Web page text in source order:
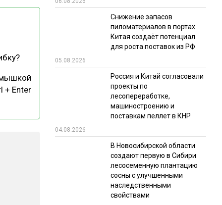
ИТОГИ МЕРОПРИЯТИЙ
+ Enter
Снижение запасов
пиломатериалов в портах
Китая создаёт потенциал
для роста поставок из РФ
05.08.2026
Россия и Китай согласовали
проекты по
лесопереработке,
машиностроению и
поставкам пеллет в КНР
04.08.2026
В Новосибирской области
создают первую в Сибири
лесосеменную плантацию
сосны с улучшенными
наследственными
свойствами